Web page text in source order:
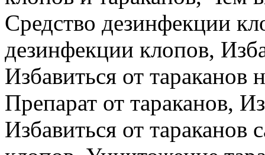
Средство дезинфекции
дезинфекции клопов,
Избавиться от тараканов
Препарат от тараканов,
Избавиться от тараканов